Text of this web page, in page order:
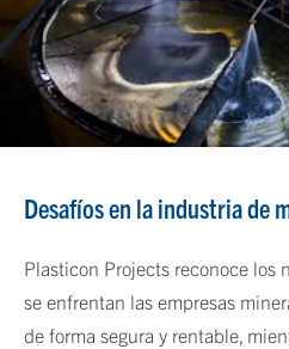
Desafíos en la industria de
Plasticon Projects reconoce los
se enfrentan las empresas
de forma segura y rentable,